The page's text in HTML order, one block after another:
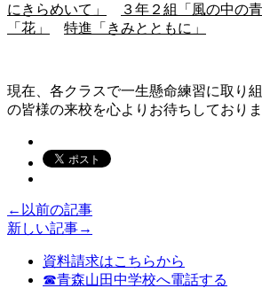
にきらめいて」
３年２組「風の中の青
「花」
特進「きみとともに」
現在、各クラスで一生懸命練習に取り
の皆様の来校を心よりお待ちしておりま
←以前の記事
新しい記事→
資料請求はこちらから
☎青森山田中学校へ電話する